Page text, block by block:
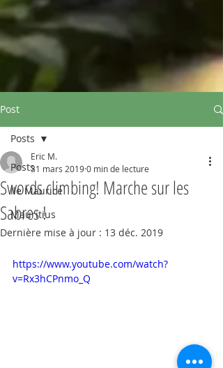
Post
Posts
Ile Maurice
Mauritius
Posts
Swords climbing! Marche sur les
Sabres !
Eric M.
31 mars 20190 min de lecture
Dernière mise à jour : 13 déc. 2019
https://www.youtube.com/watch?
v=Rx3hCPnmo_Q